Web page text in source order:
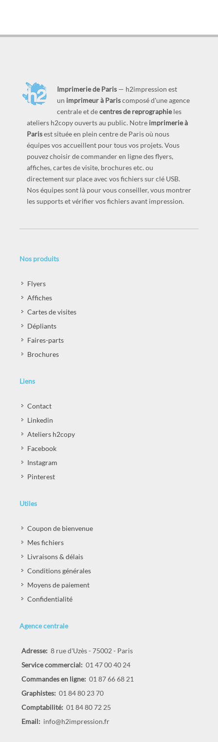
Imprimerie de Paris — h2impression est
un imprimeur à Pariscomposé d'une agence
centrale et decentres de reprographieles
ateliers h2copy ouverts au public. Notre imprimerie à
Parisest située en plein centre de Paris où nous
équipes vos accueillent pour tous vos projets. Vous
pouvez choisir de commander en ligne des flyers,
affiches, cartes de visite, brochures etc. ou
directement sur place avec vos fichiers sur clé USB.
Nos équipes sont là pour vous conseiller, vous montrer
les supports et vérifier vos fichiers avant impression.
Nos produits
Flyers
Affiches
Cartes de visites
Dépliants
Faires-parts
Brochures
Liens
Contact
Linkedin
Ateliers h2copy
Facebook
Instagram
Pinterest
Utiles
Coupon de bienvenue
Mes fichiers
Livraisons & délais
Conditions générales
Moyens de paiement
Confidentialité
Agence centrale
Adresse: 8 rue d'Uzès - 75002 - Paris
Service commercial: 01 47 00 40 24
Commandes en ligne: 01 87 66 68 21
Graphistes: 01 84 80 23 70
Comptabilité: 01 84 80 72 25
Email: info@h2impression.fr